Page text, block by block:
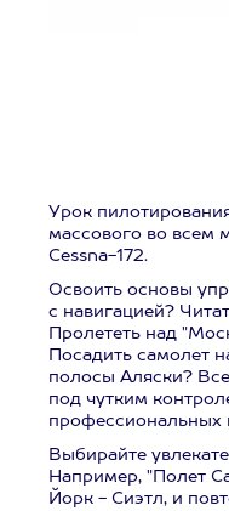
Урок
массового во всем
Cessna-172.
Освоить основы
с навигацией?
Пролететь над
Посадить самолет
полосы Аляски?
под чутким
профессиональных
Выбирайте
Например, "Полет
Йорк - Сиэтл, и